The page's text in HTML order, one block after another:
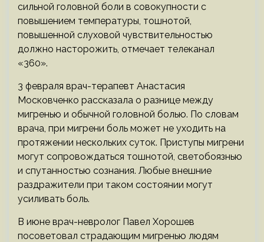
сильной головной боли в совокупности с
повышением температуры, тошнотой,
повышенной слуховой чувствительностью
должно насторожить, отмечает телеканал
«360».
3 февраля врач-терапевт Анастасия
Московченко рассказала о разнице между
мигренью и обычной головной болью. По словам
врача, при мигрени боль может не уходить на
протяжении нескольких суток. Приступы мигрени
могут сопровождаться тошнотой, светобоязнью
и спутанностью сознания. Любые внешние
раздражители при таком состоянии могут
усиливать боль.
В июне врач-невролог Павел Хорошев
посоветовал страдающим мигренью людям